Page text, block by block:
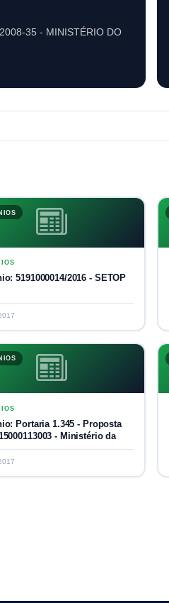
35 - MINISTÉRIO DO
5191000014/2016 - SETOP
Portaria 1.345 - Proposta
- Ministério da